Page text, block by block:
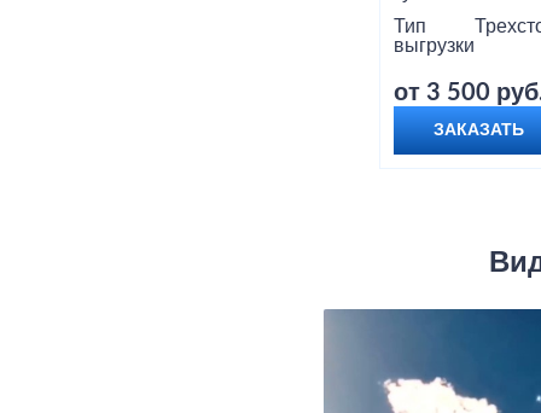
Тип
выгрузки
от 3 500
ЗАКАЗАТЬ